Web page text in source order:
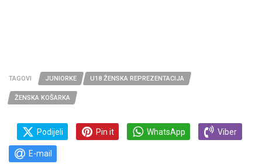
TAGOVI JUNIORKE U18 ŽENSKA REPREZENTACIJA
ŽENSKA KOŠARKA
Podijeli Pin it WhatsApp Viber
E-mail